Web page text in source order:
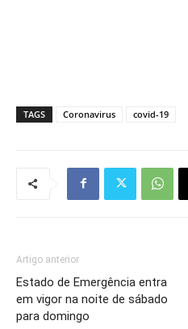
TAGS Coronavirus covid-19
Artigo anterior
Estado de Emergência entra
em vigor na noite de sábado
para domingo